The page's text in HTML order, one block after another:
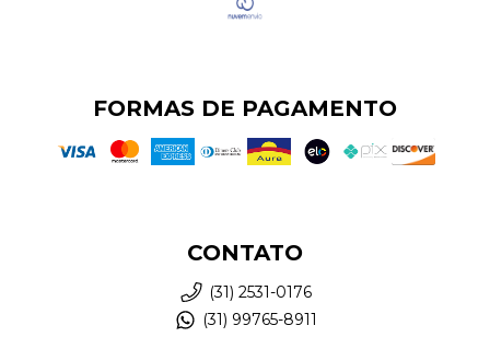
FORMAS DE PAGAMENTO
CONTATO
(31) 2531-0176
(31) 99765-8911